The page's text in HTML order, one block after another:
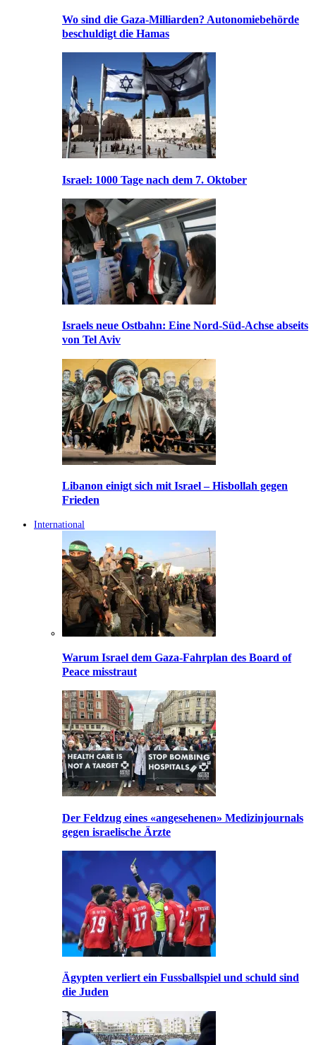
Wo sind die Gaza-Milliarden? Autonomiebehörde
beschuldigt die Hamas
Israel: 1000 Tage nach dem 7. Oktober
Israels neue Ostbahn: Eine Nord-Süd-Achse abseits
von Tel Aviv
Libanon einigt sich mit Israel – Hisbollah gegen
Frieden
International
Warum Israel dem Gaza-Fahrplan des Board of
Peace misstraut
Der Feldzug eines «angesehenen» Medizinjournals
gegen israelische Ärzte
Ägypten verliert ein Fussballspiel und schuld sind
die Juden